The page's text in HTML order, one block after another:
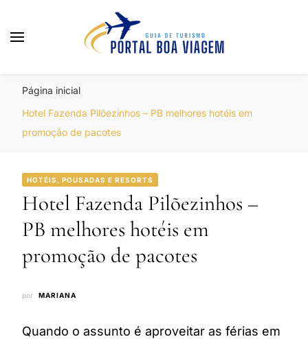
Página inicial
Hotel Fazenda Pilõezinhos – PB melhores hotéis em
promoção de pacotes
HOTÉIS, POUSADAS E RESORTS
Hotel Fazenda Pilõezinhos –
PB melhores hotéis em
promoção de pacotes
por MARIANA
Quando o assunto é aproveitar as férias em